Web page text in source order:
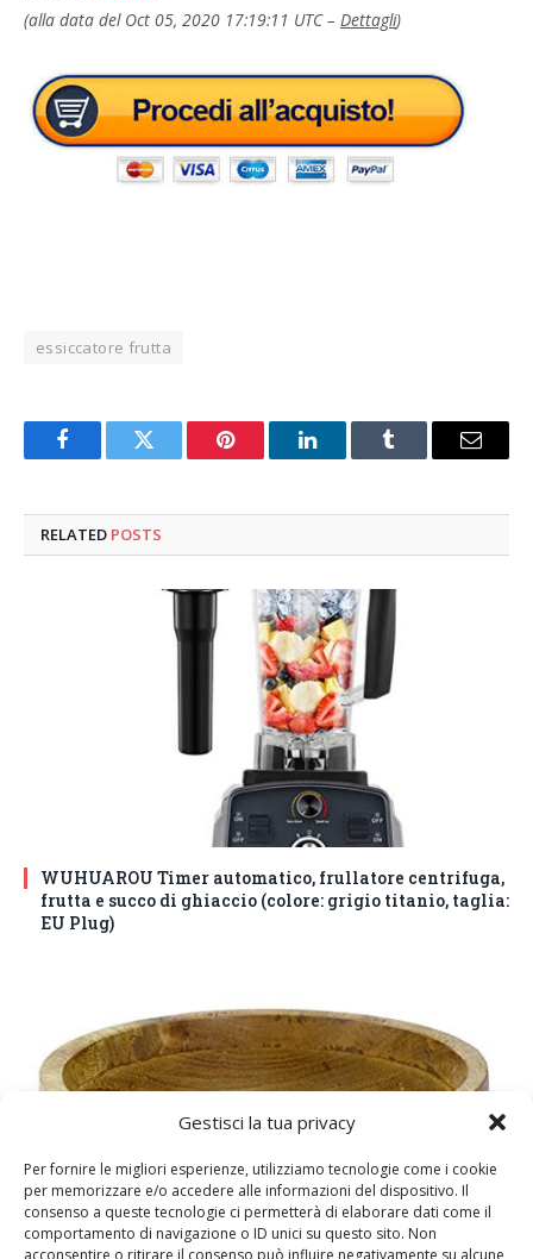
Gestisci la tua privacy
Per fornire le migliori esperienze, utilizziamo tecnologie come i cookie
per memorizzare e/o accedere alle informazioni del dispositivo. Il
consenso a queste tecnologie ci permetterà di elaborare dati come il
comportamento di navigazione o ID unici su questo sito. Non
acconsentire o ritirare il consenso può influire negativamente su alcune
(alla data del Oct 05, 2020 17:19:11 UTC – Dettagli)
essiccatore frutta
FacebookTwitter Pinterest LinkedInTumblr Email
RELATED POSTS
WUHUAROU Timer automatico, frullatore centrifuga,
frutta e succo di ghiaccio (colore: grigio titanio, taglia:
EU Plug)